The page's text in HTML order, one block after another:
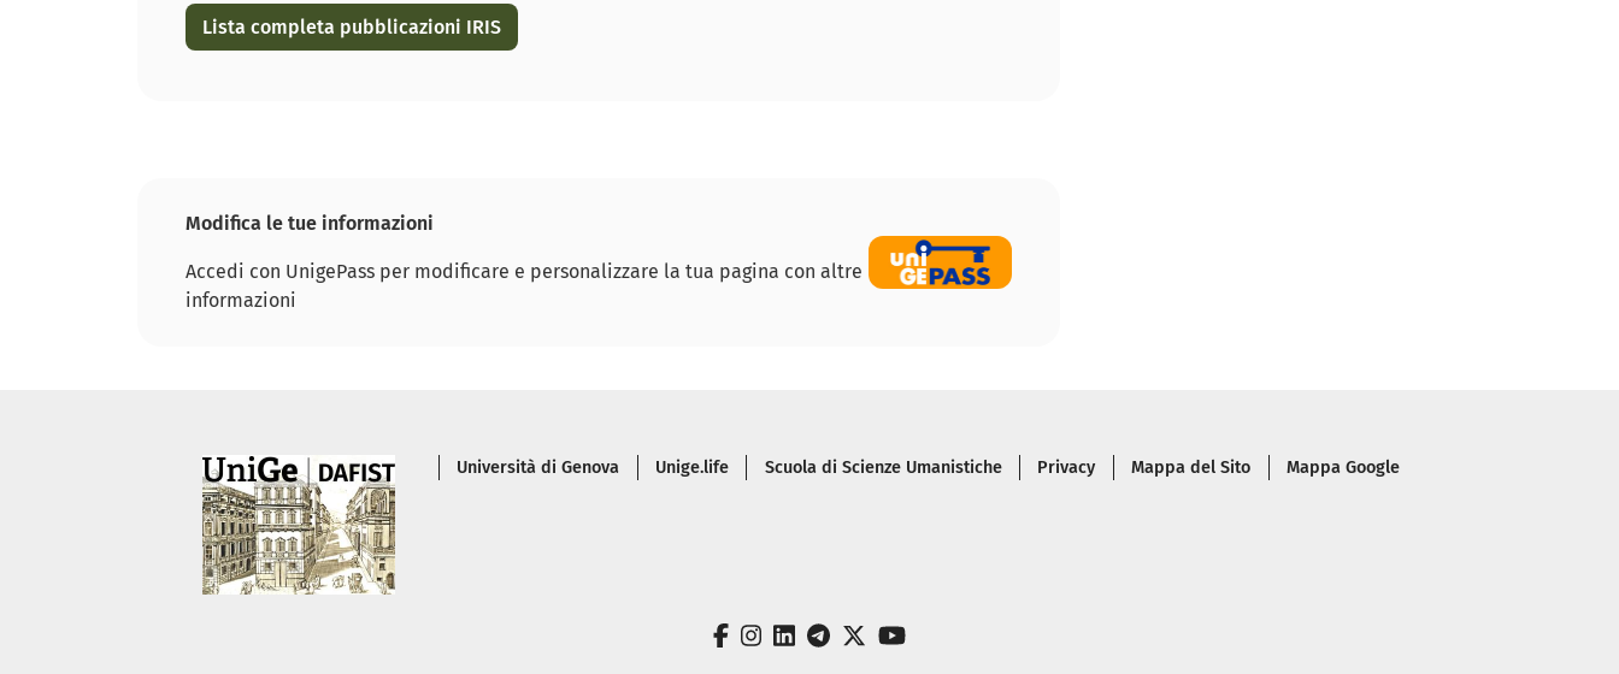
Lista completa pubblicazioni IRIS
Modifica le tue informazioni
Accedi con UnigePass per modificare e personalizzare la tua pagina con altre
informazioni
Piè di pagina
Università di Genova Unige.life Scuola di Scienze Umanistiche Privacy Mappa del Sito Mappa Google
facebook
instagram
linkedin
telegram
twitteryoutube